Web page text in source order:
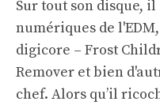
Sur tout son disque,
numériques de
digicore – Frost
Remover et bien
chef. Alors qu’il